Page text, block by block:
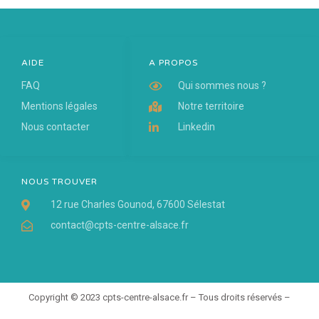
NOUS TROUVER
12 rue Charles Gounod, 67600 Sélestat
contact@cpts-centre-alsace.fr
A PROPOS
Qui sommes nous ?
Notre territoire
Linkedin
AIDE
FAQ
Mentions légales
Nous contacter
Copyright © 2023 cpts-centre-alsace.fr – Tous droits réservés –